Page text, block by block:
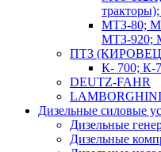
МТЗ-80;
МТЗ-920;
ПТЗ
К- 700; К-
DEUTZ-FAHR
LAMBORGHINI
Дизельные силовые
Дизельные
Дизельные